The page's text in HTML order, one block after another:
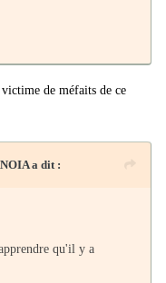
de méfaits de ce
a dit :
qu'il y a